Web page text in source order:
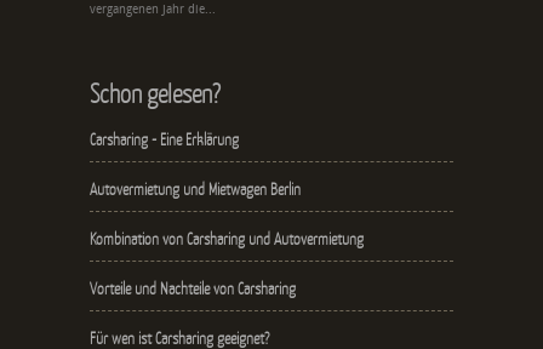
vergangenen Jahr die...
Schon gelesen?
Carsharing - Eine Erklärung
Autovermietung und Mietwagen Berlin
Kombination von Carsharing und Autovermietung
Vorteile und Nachteile von Carsharing
Für wen ist Carsharing geeignet?